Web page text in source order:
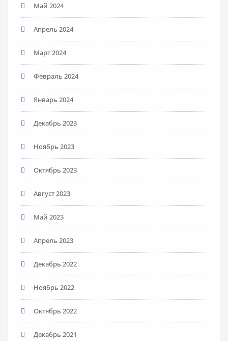
Май 2024
Апрель 2024
Март 2024
Февраль 2024
Январь 2024
Декабрь 2023
Ноябрь 2023
Октябрь 2023
Август 2023
Май 2023
Апрель 2023
Декабрь 2022
Ноябрь 2022
Октябрь 2022
Декабрь 2021